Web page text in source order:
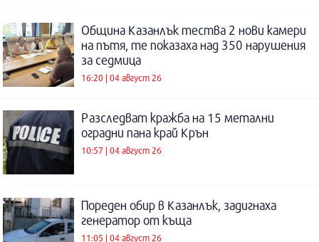
Община Казанлък тества 2 нови камери
на пътя, те показаха над 350 нарушения
за седмица
16:20 | 04 август 26
Разследват кражба на 15 метални
оградни пана край Крън
10:57 | 04 август 26
Пореден обир в Казанлък, задигнаха
генератор от къща
11:05 | 04 август 26